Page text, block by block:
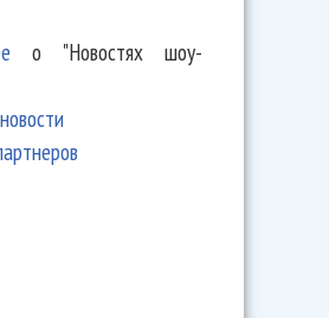
о "Новостях шоу-